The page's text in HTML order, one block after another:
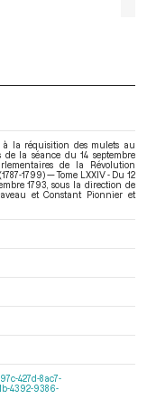
à la réquisition des mulets au
de la séance du 14 septembre
de la Révolution
1799) — Tome LXXIV - Du 12
1793 , sous la direction de
et Constant Pionnier et
427d-8ac7-
4392-9386-